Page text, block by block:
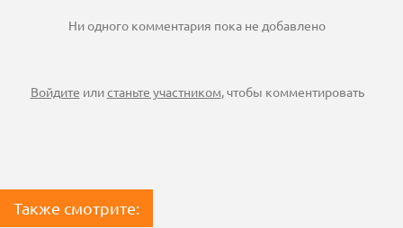
Ни одного комментария пока не добавлено
Войдите илистаньте участником, чтобы комментировать
Также смотрите: